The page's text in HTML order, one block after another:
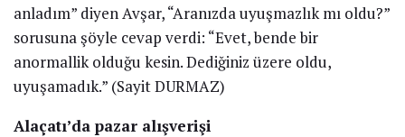
anladım” diyen Avşar, “Aranızda uyuşmazlık mı oldu?”
sorusuna şöyle cevap verdi: “Evet, bende bir
anormallik olduğu kesin. Dediğiniz üzere oldu,
uyuşamadık.” (Sayit DURMAZ)
Alaçatı’da pazar alışverişi